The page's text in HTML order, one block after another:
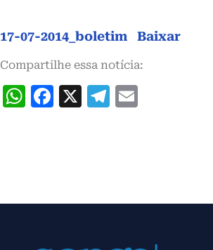
17-07-2014_boletim Baixar
Compartilhe essa notícia:
WhatsApp
Facebook
X Telegram